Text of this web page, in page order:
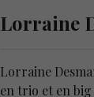
Lorraine
Lorraine
en trio et en big